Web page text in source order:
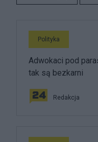
Polityka
Adwokaci pod
tak są bezkarni
Redakcja